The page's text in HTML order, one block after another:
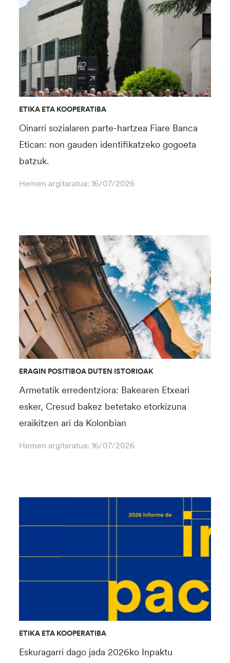
ETIKA ETA KOOPERATIBA
Oinarri sozialaren parte-hartzea Fiare Banca
Etican: non gauden identifikatzeko gogoeta
batzuk.
Hemen argitaratua:16/07/2026
ERAGIN POSITIBOA DUTEN ISTORIOAK
Armetatik erredentziora: Bakearen Etxeari
esker, Cresud bakez betetako etorkizuna
eraikitzen ari da Kolonbian
Hemen argitaratua:16/07/2026
ETIKA ETA KOOPERATIBA
Eskuragarri dago jada 2026ko Inpaktu